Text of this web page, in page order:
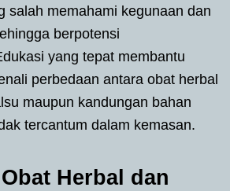
salah memahami kegunaan dan
berpotensi
yang tepat membantu
perbedaan antara obat herbal
maupun kandungan bahan
tercantum dalam kemasan.
Herbal dan